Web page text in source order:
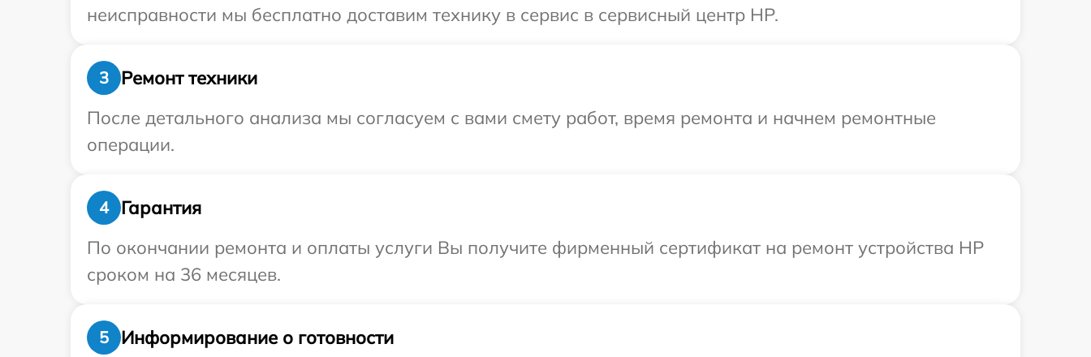
неисправности мы бесплатно доставим технику в сервис в сервисный центр HP.
3
Ремонт техники
После детального анализа мы согласуем с вами смету работ, время ремонта и начнем ремонтные
операции.
4
Гарантия
По окончании ремонта и оплаты услуги Вы получите фирменный сертификат на ремонт устройства HP
сроком на 36 месяцев.
5
Информирование о готовности